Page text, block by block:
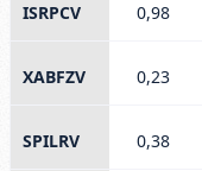
ISRPCV 0,98
XABFZV 0,23
SPILRV 0,38